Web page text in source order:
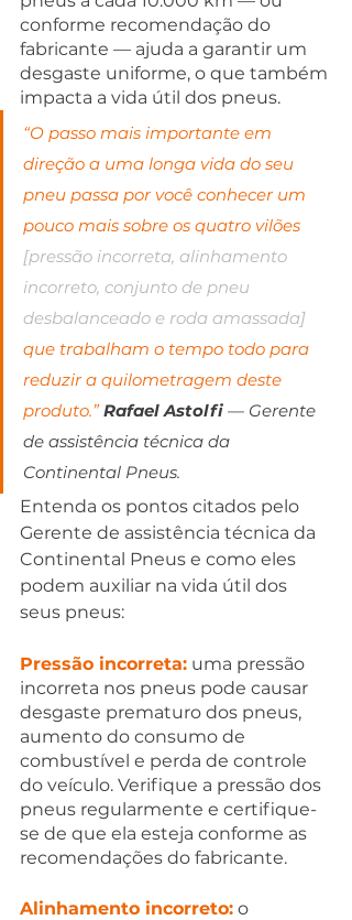
conforme recomendação do
fabricante — ajuda a garantir um
desgaste uniforme, o que também
impacta a vida útil dos pneus.
“O passo mais importante em
direção a uma longa vida do seu
pneu passa por você conhecer um
pouco mais sobre os quatro vilões
[pressão incorreta, alinhamento
incorreto, conjunto de pneu
desbalanceado e roda amassada]
que trabalham o tempo todo para
reduzir a quilometragem deste
produto.” Rafael Astolfi — Gerente
de assistência técnica da
Continental Pneus.
Entenda os pontos citados pelo
Gerente de assistência técnica da
Continental Pneus e como eles
podem auxiliar na vida útil dos
seus pneus:
Pressão incorreta: uma pressão
incorreta nos pneus pode causar
desgaste prematuro dos pneus,
aumento do consumo de
combustível e perda de controle
do veículo. Verifique a pressão dos
pneus regularmente e certifique-
se de que ela esteja conforme as
recomendações do fabricante.
Alinhamento incorreto: o